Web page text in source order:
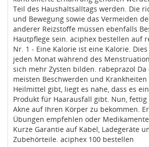
Teil des Haushaltsalltags werden. Die
und Bewegung sowie das Vermeiden
anderer Reizstoffe müssen ebenfalls
Hautpflege sein. aciphex bestellen auf
Nr. 1 - Eine Kalorie ist eine Kalorie.
jeden Monat während des
sich mehr Zysten bilden. rabeprazol Da
meisten Beschwerden und
Heilmittel gibt, liegt es nahe, dass es
Produkt für Haarausfall gibt. Nun,
Akne auf Ihren Körper zu bekommen.
Übungen empfehlen oder
Kurze Garantie auf Kabel, Ladegeräte
Zubehörteile. aciphex 100 bestellen